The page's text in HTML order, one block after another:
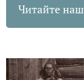
Читайте